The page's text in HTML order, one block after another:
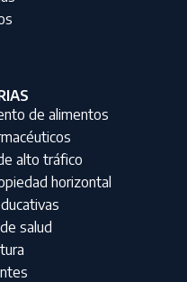
de alimentos
alto tráfico
horizontal
salud